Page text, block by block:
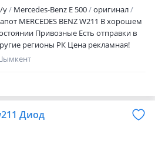
y Mercedes-Benz E 500
оригинал
MERCEDES BENZ W211 В хорошем
Привозные Есть отправки в
регионы РК Цена рекламная!
Диод